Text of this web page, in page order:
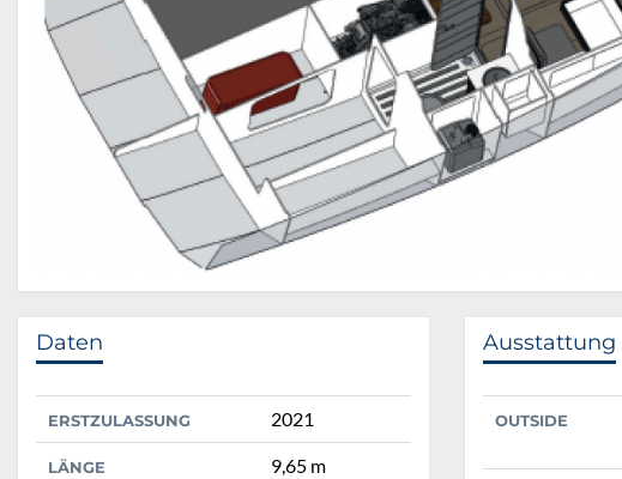
Daten
ERSTZULASSUNG 2021
LÄNGE 9,65 m
Ausstattung
OUTSIDE